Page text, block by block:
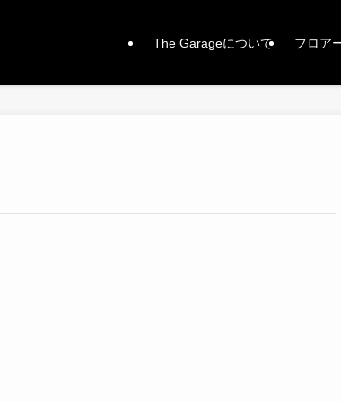
The Garageについて フロア